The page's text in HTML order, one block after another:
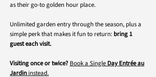
as their go-to golden hour place.
Unlimited garden entry through the season, plus a
simple perk that makes it fun to return: bring 1
guest each visit.
Visiting once or twice? Book a Single Day Entrée au
Jardin instead.